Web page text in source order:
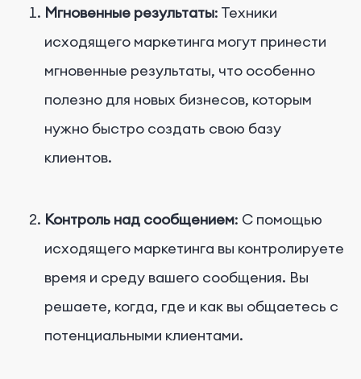
Мгновенные результаты: Техники
исходящего маркетинга могут принести
мгновенные результаты, что особенно
полезно для новых бизнесов, которым
нужно быстро создать свою базу
клиентов.
Контроль над сообщением: С помощью
исходящего маркетинга вы контролируете
время и среду вашего сообщения. Вы
решаете, когда, где и как вы общаетесь с
потенциальными клиентами.